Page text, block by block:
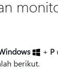
+ P
berikut.